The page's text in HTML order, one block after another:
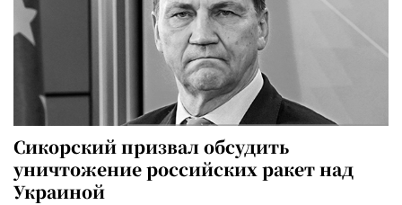
Сикорский призвал обсудить
уничтожение российских ракет над
Украиной